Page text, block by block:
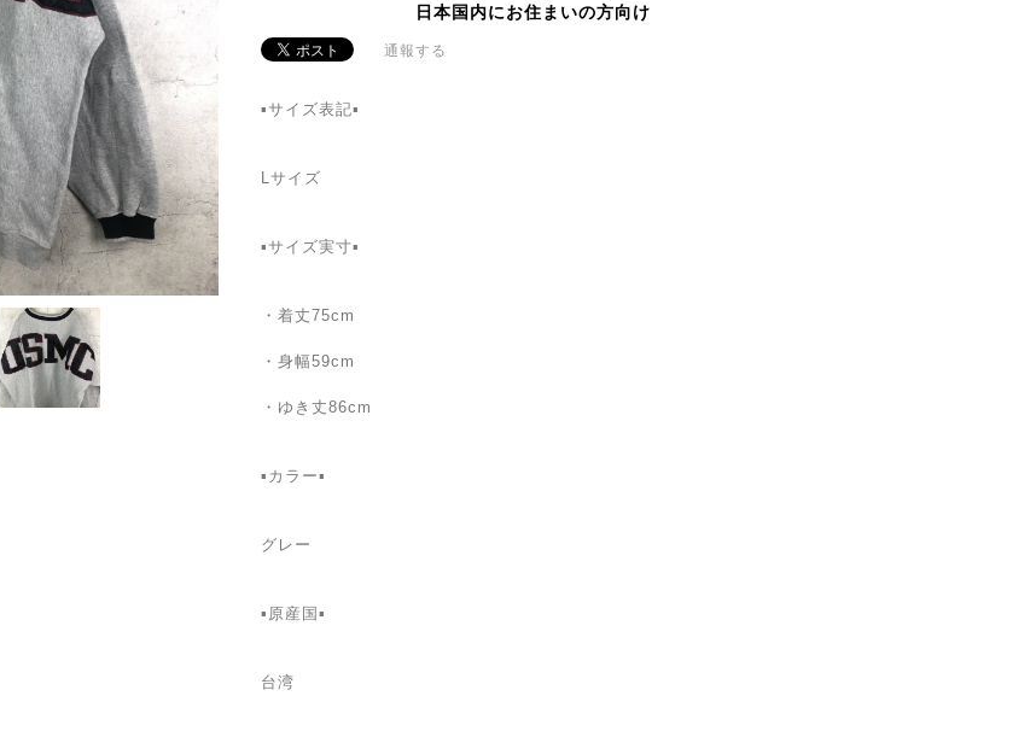
日本国内にお住まいの方向け
通報する
▪サイズ表記▪
Lサイズ
▪サイズ実寸▪
・着丈75cm
・身幅59cm
・ゆき丈86cm
▪カラー▪
グレー
▪原産国▪
台湾